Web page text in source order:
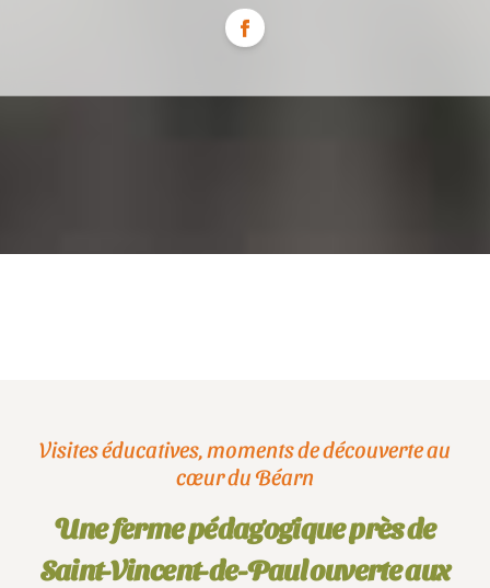
Visites éducatives, moments de découverte au
cœur du Béarn
Une ferme pédagogique près de
Saint-Vincent-de-Paul ouverte aux